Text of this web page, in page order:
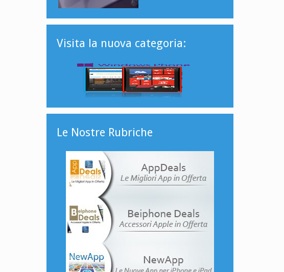
Visita la nuova categoria:
Le Nostre Rubriche